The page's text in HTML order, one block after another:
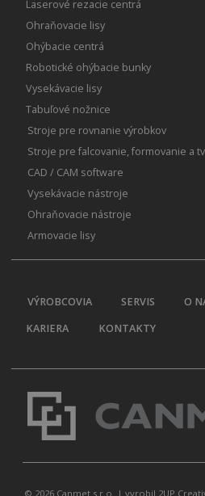
VÝROBCOVIA SERVIS O
KARIERA
KONTAKTY
Laserové rezacie centrá
Ohraňovacie lisy
Ohýbacie centrá
Robotické ohýbacie bunky
Vysekávacie lisy
Tabuľové nožnice
Stroje pre rovnanie výrobkov
Stroje pre falcovanie, formovanie a
CAD / CAM software
Vysekávacie nástroje
Ohraňovacie nástroje
Armovacie lisy
© 2026 Canmet s.r.o. | vyrobil 2UP